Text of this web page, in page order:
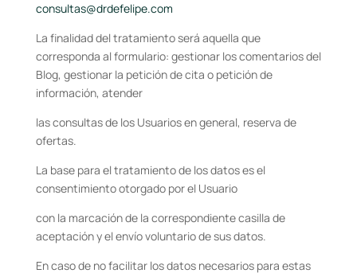
consultas@drdefelipe.com
La finalidad del tratamiento será aquella que
corresponda al formulario: gestionar los comentarios del
Blog, gestionar la petición de cita o petición de
información, atender
las consultas de los Usuarios en general, reserva de
ofertas.
La base para el tratamiento de los datos es el
consentimiento otorgado por el Usuario
con la marcación de la correspondiente casilla de
aceptación y el envío voluntario desus datos.
En caso de no facilitar los datos necesarios para estas